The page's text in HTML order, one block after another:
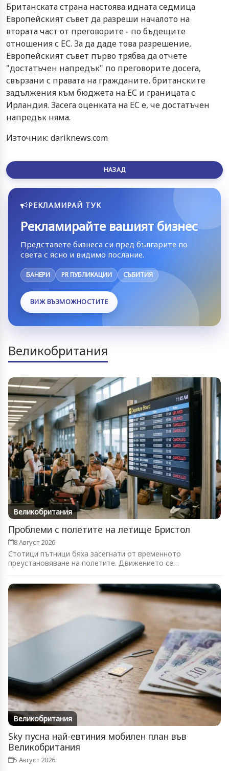
Британската страна настоява идната седмица
Европейският съвет да разреши началото на
втората част от преговорите - по бъдещите
отношения с ЕС. За да даде това разрешение,
Европейският съвет първо трябва да отчете
"достатъчен напредък" по преговорите досега,
свързани с правата на гражданите, британските
задължения към бюджета на ЕС и границата с
Ирландия. Засега оценката на ЕС е, че достатъчен
напредък няма.
Източник: dariknews.com
НАЗАД
РЕКЛАМИРАЙ ТУК
Рекламирайте вашият бизнес
Представете бизнеса си пред българите по
света с ясно и видимо послание.
БАНЕРИ PR ПУБЛИКАЦИИ СЪБИТИЯ
ВИЖ ВЪЗМОЖНОСТИТЕ
Великобритания
Великобритания
Проблеми с полетите на летище Бристол
8 Август 2026
Стотици пътници бяха засегнати от временното
преустановяване на полетите. Движението се
Великобритания
Sky пусна най-евтиния мобилен план във
Великобритания
5 Август 2026